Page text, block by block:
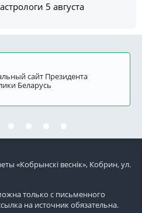
5 августа
сайт Президента
Беларусь
«Кобрынскi веснiк», Кобрин, ул.
только с письменного
на источник обязательна.